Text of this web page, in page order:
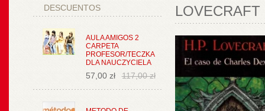
DESCUENTOS
AULA AMIGOS 2
CARPETA
PROFESOR/TECZKA
DLA NAUCZYCIELA
57,00 zł 117,00 zł